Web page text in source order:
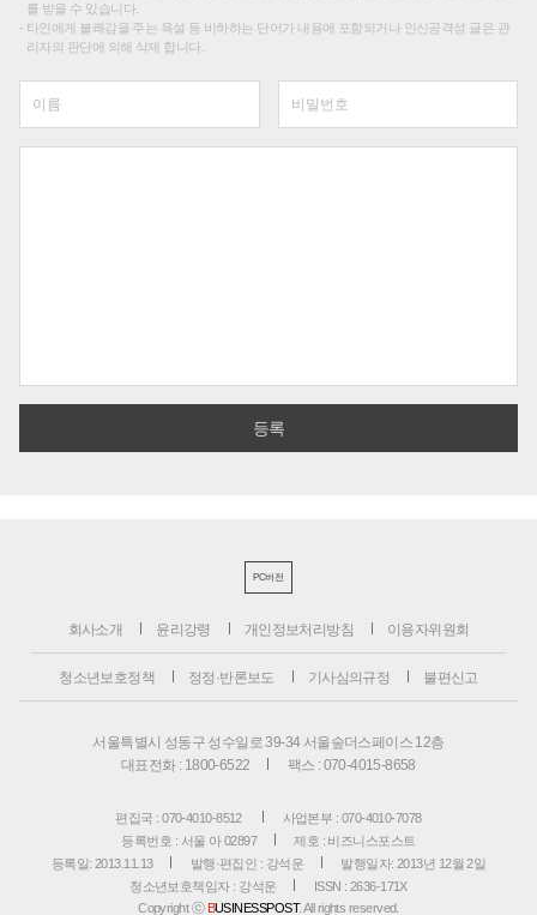
를 받을 수 있습니다.
타인에게 불쾌감을 주는 욕설 등 비하하는 단어가 내용에 포함되거나 인신공격성 글은 관
리자의 판단에 의해 삭제 합니다.
PC버전
회사소개 윤리강령 개인정보처리방침 이용자위원회
청소년보호정책 정정·반론보도 기사심의규정 불편신고
서울특별시 성동구 성수일로 39-34 서울숲더스페이스 12층
대표전화 : 1800-6522
팩스 : 070-4015-8658
편집국 : 070-4010-8512
사업본부 : 070-4010-7078
등록번호 : 서울 아 02897
제호 : 비즈니스포스트
등록일: 2013.11.13
발행·편집인 : 강석운
발행일자: 2013년 12월 2일
청소년보호책임자 : 강석운
ISSN : 2636-171X
Copyright ⓒ BUSINESSPOST. All rights reserved.